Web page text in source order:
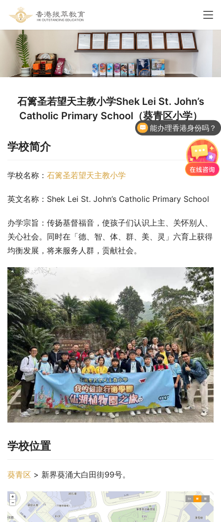
石篱圣若望天主教小学Shek Lei St. John’s
Catholic Primary School（葵青区小学）
学校简介
学校名称： 石篱圣若望天主教小学
英文名称：Shek Lei St. John’s Catholic Primary School
办学宗旨：传扬基督福音，使孩子们认识上主、关怀别人、
关心社会。同时在「德、智、体、群、美、灵」六育上获得
均衡发展，将来服务人群，贡献社会。
学校位置
葵青区 > 新界葵涌大白田街99号。
能办理香港身份吗？
香港国际学校申请